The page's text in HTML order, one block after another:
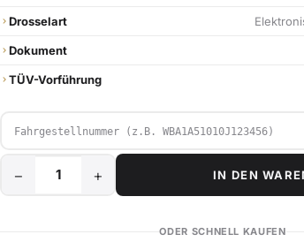
Drosselart
Dokument
TÜV-Vorführung
− + IN DEN
ODER SCHNELL KAUFEN